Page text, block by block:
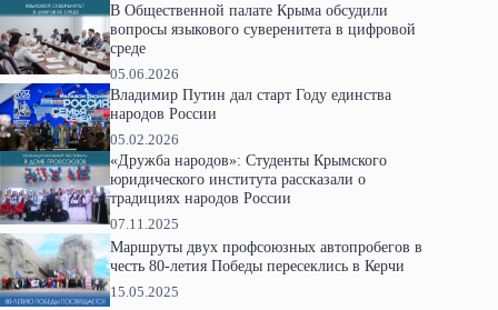
В Общественной палате Крыма обсудили
вопросы языкового суверенитета в цифровой
среде
05.06.2026
Владимир Путин дал старт Году единства
народов России
05.02.2026
«Дружба народов»: Студенты Крымского
юридического института рассказали о
традициях народов России
07.11.2025
Маршруты двух профсоюзных автопробегов в
честь 80-летия Победы пересеклись в Керчи
15.05.2025